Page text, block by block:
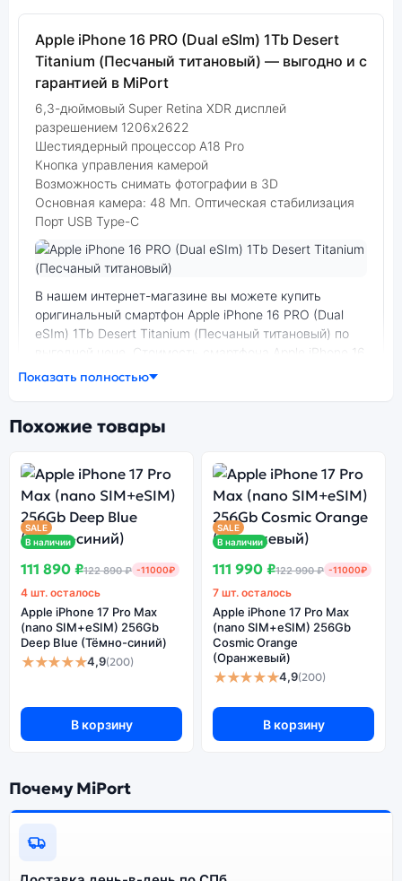
Apple iPhone 16 PRO (Dual eSIm) 1Tb Desert
Titanium (Песчаный титановый) — выгодно и с
гарантией в MiPort
6,3-дюймовый Super Retina XDR дисплей
разрешением 1206x2622
Шестиядерный процессор A18 Pro
Кнопка управления камерой
Возможность снимать фотографии в 3D
Основная камера: 48 Мп. Оптическая стабилизация
Порт USB Type-C
В нашем интернет-магазине вы можете купить
оригинальный смартфон Apple iPhone 16 PRO (Dual
eSIm) 1Tb Desert Titanium (Песчаный титановый) по
выгодной цене. Стоимость смартфона Apple iPhone 16
PRO зависит от выбранной модификации.
Titanium (Песчаный титановый) — удачное сочетание
цены, производительности и дизайна. Модель
доступна в разных конфигурациях и цветах —
выбирайте под свои задачи.
Ознакомиться с детальными характеристиками Apple
iPhone 16 PRO (Dual eSIm) 1Tb Desert Titanium
(Песчаный титановый) можно ниже, в разделе
«Характеристики». Если выбранной конфигурации нет
в наличии — оформите заказ на сайте, и мы привезём
её в кратчайшие сроки. Доступна экспресс-доставка
по Санкт-Петербургу и самовывоз.
Почему стоит купить смартфон
Apple iPhone 16 PRO (Dual eSIm) 1Tb
титановый):
Качественный экран Системная оболочка
Показать полностью
Похожие товары
SALE
В наличии
111 890 ₽122 890 ₽ -11000₽
4 шт. осталось
Apple iPhone 17 Pro Max
(nano SIM+eSIM) 256Gb
Deep Blue (Тёмно-синий)
★★★★★4,9(200)
В корзину
SALE
В наличии
111 990 ₽122 990 ₽ -11000₽
7 шт. осталось
Apple iPhone 17 Pro Max
(nano SIM+eSIM) 256Gb
Cosmic Orange
(Оранжевый)
★★★★★4,9(200)
В корзину
Почему MiPort